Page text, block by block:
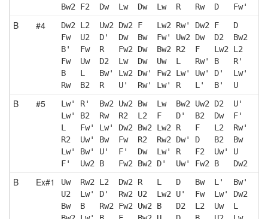
Bw2 F2  Dw  Lw  Dw  Lw  R   Rw  D   Fw'
B #4
Dw2 L2  Uw2 Dw2 F   Lw2 Rw' Dw2 F   D
Fw  U2  D'  Dw  Bw  Fw' Uw2 Dw  D2  Bw2
B'  Fw  R   Fw2 Dw  Bw2 R2  F   Lw2 L2
Fw  Uw  D2  Lw  Dw  Uw  L   Rw' B   R'
B   L   Bw' Lw2 Dw' Fw2 Lw' Uw' D'  Lw'
Rw  B2  R   U'  Rw' Lw' R   L'  B'  U
B #5
Lw' R'  Bw2 Uw2 Bw  Lw  Bw2 Uw2 D2  U'
Lw' B2  Rw  R2  L2  F   D'  B2  Dw  F'
L   Fw' Lw' Dw2 Bw2 Lw2 R   F   L2  Rw'
R2  Uw' Bw  Fw  R2  Rw2 Dw' D   B2  Bw
Lw' Bw' U'  F'  Dw  Lw' R   F2  Uw' U
F'  Uw2 B   Fw2 Bw2 D'  Uw' Fw2 B   Dw2
B Ex#1
Uw  Rw2 L2  Dw2 R   L   D   Bw  L'  Bw'
U2  Lw' D'  Rw2 U2  Lw2 U'  Fw  Lw' Dw2
Bw  B   Rw2 Fw2 Uw2 B   D2  L2  Uw  L